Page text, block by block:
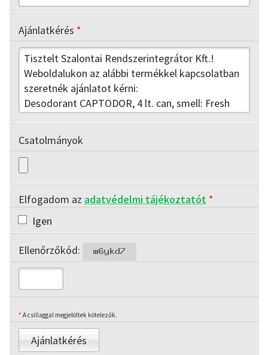
Ajánlatkérés *
Csatolmányok
Elfogadom az adatvédelmi tájékoztatót *
Igen
Ellenőrzőkód:
* A csillaggal megjelöltek kötelezők.